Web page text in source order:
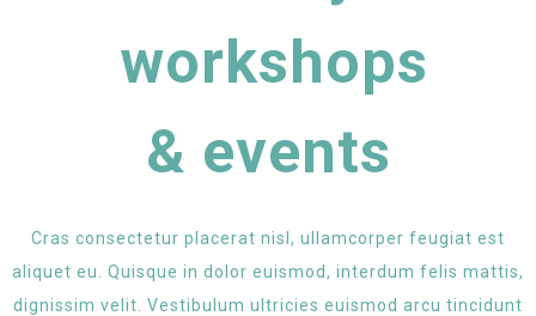
workshops
& events
Cras consectetur placerat nisl, ullamcorper feugiat est
aliquet eu. Quisque in dolor euismod, interdum felis mattis,
dignissim velit. Vestibulum ultricies euismod arcu tincidunt